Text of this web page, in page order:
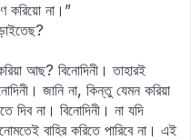
করিয়ো না।”
আছ? বিনোদিনী। তাহারই
জানি না, কিন্তু যেমন করিয়া
দিব না। বিনোদিনী। না যদি
বাহির করিতে পারিবে না। এই